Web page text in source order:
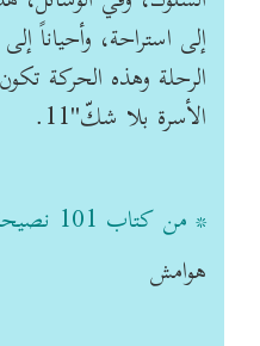
إلى استراحة، وأحياناً
الرحلة وهذه الحركة
الأسرة بلا شكّ"11 .
* من كتاب 101 نصيحة لسعادة الزوجين
هوامش